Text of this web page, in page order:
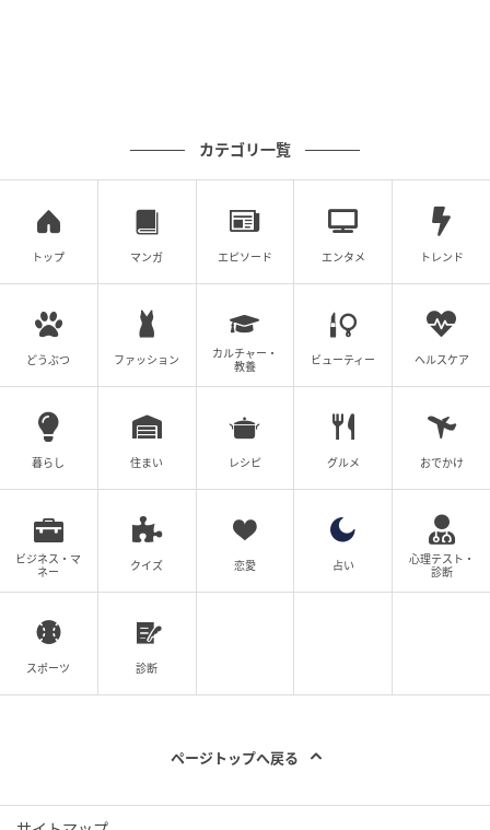
お食事メニューについて
入口から入ってすぐのところにショーケースがあって
スイーツを見ることが出来ます。
どれにしようかな♪
食事は、終日食べられます。
Meal（サラダ付き）
☑しらすとあおさのクリームパスタ 1320円
☑みんな大好きナポリタン 1320円
Sweets
カテゴリ一覧
トップ マンガ エピソード エンタメ トレンド
どうぶつ ファッション
カルチャー・
教養
ビューティー ヘルスケア
暮らし 住まい レシピ グルメ おでかけ
ビジネス・マ
ネー
クイズ 恋愛 占い
心理テスト・
診断
スポーツ 診断
ページトップへ戻る